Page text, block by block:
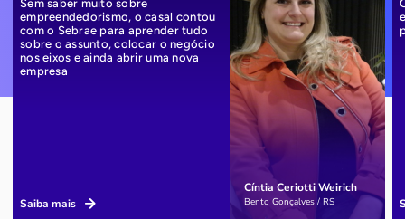
Cíntia Ceriotti Weirich
Bento Gonçalves / RS
Sem saber muito sobre
empreendedorismo, o casal contou
com o Sebrae para aprender tudo
sobre o assunto, colocar o negócio
nos eixos e ainda abrir uma nova
empresa
Saiba mais